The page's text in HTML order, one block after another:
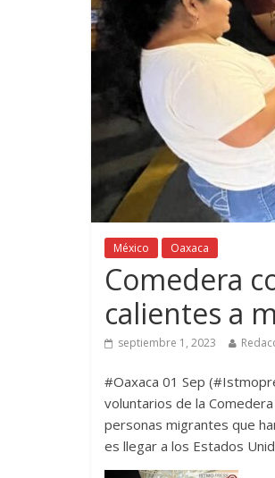
México Oaxaca
Comedera
calientes a
septiembre 1, 2023
#Oaxaca 01 Sep
voluntarios de la
personas migrantes que
es llegar a los Estados